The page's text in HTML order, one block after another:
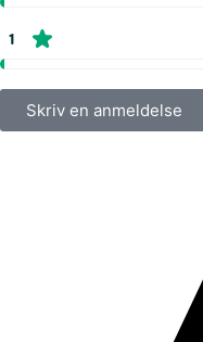
1
Skriv en anmeldelse